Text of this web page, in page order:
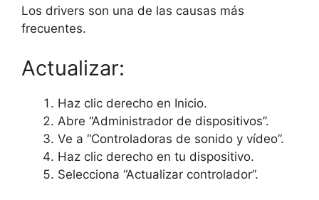
Los drivers son una de las causas más
frecuentes.
Actualizar:
Haz clic derecho en Inicio.
Abre “Administrador de dispositivos”.
Ve a “Controladoras de sonido y vídeo”.
Haz clic derecho en tu dispositivo.
Selecciona “Actualizar controlador”.